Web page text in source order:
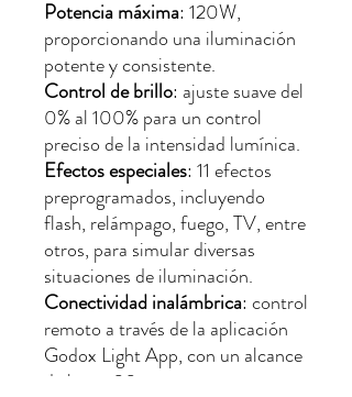
Potencia máxima: 120W,
proporcionando una iluminación
potente y consistente.
Control de brillo: ajuste suave del
0% al 100% para un control
preciso de la intensidad lumínica.
Efectos especiales: 11 efectos
preprogramados, incluyendo
flash, relámpago, fuego, TV, entre
otros, para simular diversas
situaciones de iluminación.
Conectividad inalámbrica: control
remoto a través de la aplicación
Godox Light App, con un alcance
de hasta 30 metros.